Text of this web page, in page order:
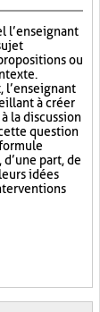
l’enseignant
ou
l’enseignant
à créer
la discussion
question
part, de
idées